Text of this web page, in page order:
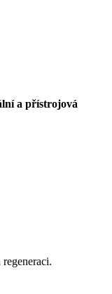
a přístrojová